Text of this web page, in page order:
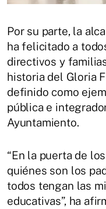
Por su parte, la
ha felicitado a
directivos y
historia del Gloria
definido como
pública e
Ayuntamiento.
“En la puerta de
quiénes son los
todos tengan las
educativas”, ha